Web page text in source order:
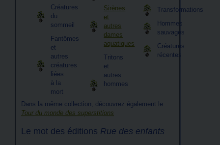
Créatures
du
sommeil
Fantômes
et
autres
créatures
liées
à la
mort
Sirènes
et
autres
dames
aquatiques
Tritons
et
autres
hommes
Transformations
Hommes
sauvages
Créatures
récentes
Dans la même collection, découvrez également le
Tour du monde des superstitions
Le mot des éditions Rue des enfants